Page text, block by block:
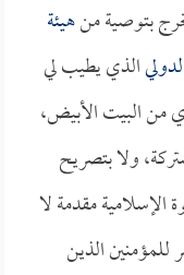
بتوصية منهيئة
الذي يطيب لي
من البيت الأبيض،
ولا بتصريح
الإسلامية مقدمة لا
الذين